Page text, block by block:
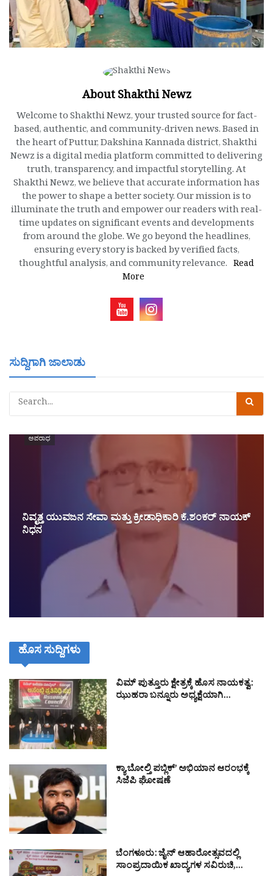
About Shakthi Newz
Welcome to Shakthi Newz, your trusted source for fact-
based, authentic, and community-driven news. Based in
the heart of Puttur, Dakshina Kannada district, Shakthi
Newz is a digital media platform committed to delivering
truth, transparency, and impactful storytelling. At
Shakthi Newz, we believe that accurate information has
the power to shape a better society. Our mission is to
illuminate the truth and empower our readers with real-
time updates on significant events and developments
from around the globe. We go beyond the headlines,
ensuring every story is backed by verified facts,
thoughtful analysis, and community relevance. Read
More
ಸುದ್ದಿಗಾಗಿ ಜಾಲಾಡು
ಅಪರಾಧ
ನಿವೃತ್ತ ಯುವಜನ ಸೇವಾ ಮತ್ತು ಕ್ರೀಡಾಧಿಕಾರಿ ಕೆ.ಶಂಕ‌ರ್ ನಾಯಕ್
ನಿಧನ
ಹೊಸ ಸುದ್ದಿಗಳು
ವಿಮ್ ಪುತ್ತೂರು ಕ್ಷೇತ್ರಕ್ಕೆ ಹೊಸ ನಾಯಕತ್ವ:
ಝುಹರಾ ಬನ್ನೂರು ಅಧ್ಯಕ್ಷೆಯಾಗಿ…
ಕ್ಯಾ ಬೋಲ್ತಿ ಪಬ್ಲಿಕ್’ ಅಭಿಯಾನ ಆರಂಭಕ್ಕೆ
ಸಿಜೆಪಿ ಘೋಷಣೆ
ಬೆಂಗಳೂರು: ಜೈನ್ ಆಹಾರೋತ್ಸವದಲ್ಲಿ
ಸಾಂಪ್ರದಾಯಿಕ ಖಾದ್ಯಗಳ ಸವಿರುಚಿ,…